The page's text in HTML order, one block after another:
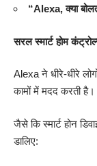
“Alexa, क्या
सरल स्मार्ट होम
Alexa ने धीरे-धीरे
कामों में मदद करती है।
जैसे कि स्मार्ट होन
डालिए: